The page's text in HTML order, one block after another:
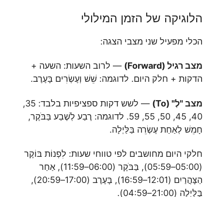
הלוגיקה של הזמן המילולי
הכלי מפעיל שני מצבי הצגה:
מצב רגיל (Forward)
— לרוב השעות: השעה +
הדקות + חלק היום. לדוגמה: שֵׁשׁ וְעֶשְׂרִים בָּעֶרֶב.
מצב "לְ" (To)
— לשש דקות ספציפיות בלבד: 35,
40, 45, 50, 55, 59. לדוגמה: רֶבַע לְשֶׁבַע בַּבֹּקֶר,
חָמֵשׁ לְאַחַת עֶשְׂרֵה בַּלַּיְלָה.
חלקי היום מחושבים לפי טווחי שעות: לִפְנוֹת בּוֹקֶר
(05:00–05:59), בַּבֹּקֶר (06:00–11:59), אַחַר
הַצָּהֳרַיִם (12:01–16:59), בָּעֶרֶב (17:00–20:59),
בַּלַּיְלָה (21:00–04:59).